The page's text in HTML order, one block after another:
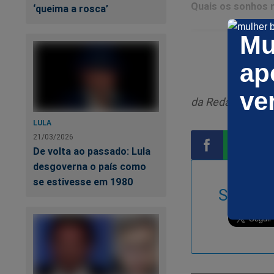
‘queima a rosca’
LULA
21/03/2026
De volta ao passado: Lula
desgoverna o país como
se estivesse em 1980
Quais os sonhos
da Redação
Siga-